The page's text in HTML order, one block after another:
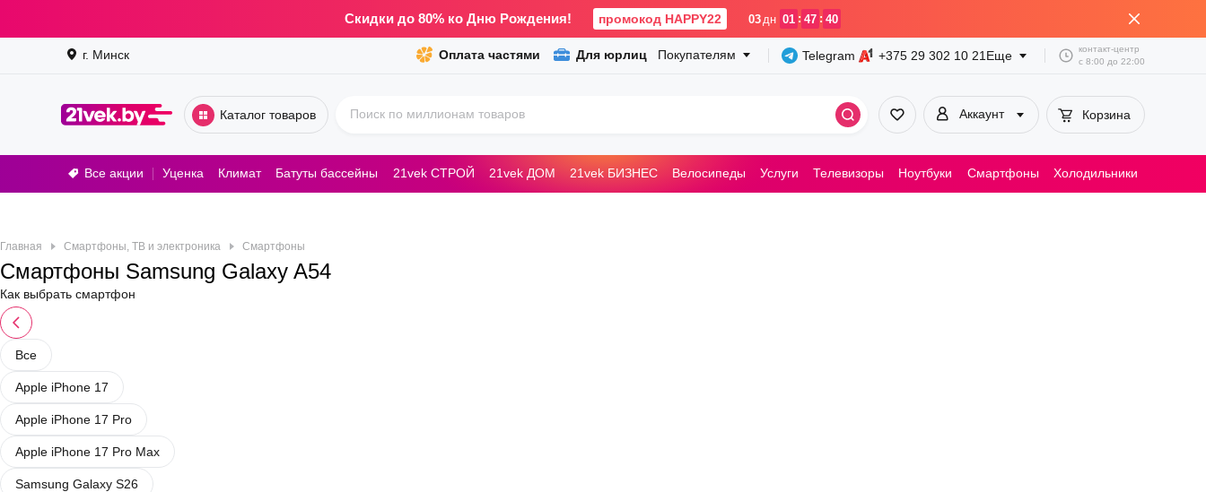
Скидки до 80% ко Дню Рождения! промокод HAPPY22 03 дн 01 : 47 : 40
г. Минск Оплата частями Для юрлиц Покупателям Telegram +375 29 302 10 21 Еще
контакт-центр
с 8:00 до 22:00
Каталог товаров Аккаунт Корзина
Все акции Уценка Климат Батуты бассейны 21vek СТРОЙ 21vek ДОМ 21vek БИЗНЕС Велосипеды Услуги Телевизоры Ноутбуки Смартфоны Холодильники
Смартфоны
Смартфоны, ТВ и электроника
Главная
Смартфоны Samsung Galaxy A54
Как выбрать смартфон
Все
Apple iPhone 17
Apple iPhone 17 Pro
Apple iPhone 17 Pro Max
Samsung Galaxy S26